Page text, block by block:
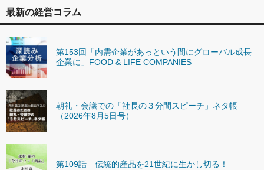
最新の経営コラム
第153回「内需企業があっという間にグローバル成長
企業に」FOOD & LIFE COMPANIES
朝礼・会議での「社長の３分間スピーチ」ネタ帳
（2026年8月5日号）
第109話 伝統的産品を21世紀に生かし切る！